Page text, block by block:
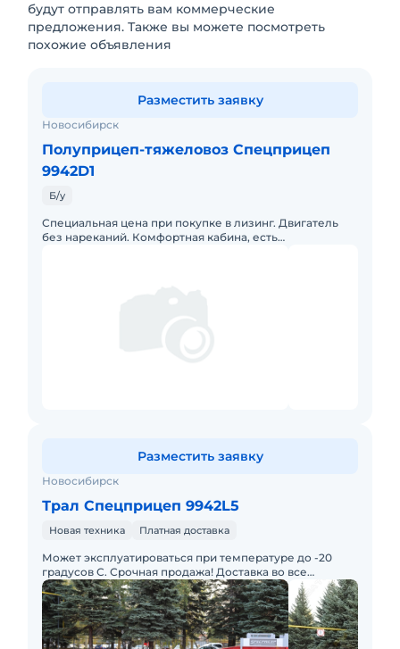
будут отправлять вам коммерческие
предложения. Также вы можете посмотреть
похожие объявления
Новосибирск
Полуприцеп-тяжеловоз Спецприцеп
9942D1
Б/у
Специальная цена при покупке в лизинг. Двигатель
без нареканий. Комфортная кабина, есть
Разместить заявку
Новосибирск
Трал Спецприцеп 9942L5
Новая техника Платная доставка
Может эксплуатироваться при температуре до -20
градусов С. Срочная продажа! Доставка во все
регионы РФ и ближнего зарубежья.
Разместить заявку